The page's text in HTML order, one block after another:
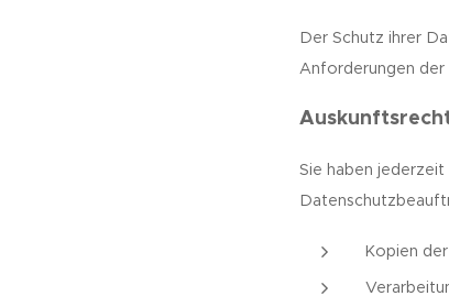
Der Schutz ihrer
Anforderungen der
Sie haben
Kopien